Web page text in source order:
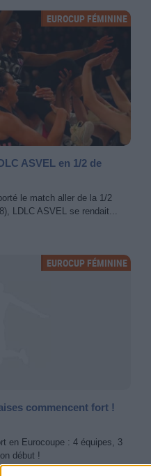
EUROCUP FÉMININE
ASVEL en 1/2 de
le match aller de la 1/2
LDLC ASVEL se rendait...
EUROCUP FÉMININE
commencent fort !
en Eurocoupe : 4 équipes, 3
début !